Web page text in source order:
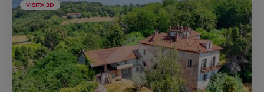
VISITA 3D